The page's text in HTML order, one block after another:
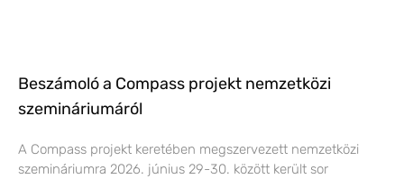
Beszámoló a Compass projekt nemzetközi
szemináriumáról
A Compass projekt keretében megszervezett nemzetközi
szemináriumra 2026. június 29-30. között került sor